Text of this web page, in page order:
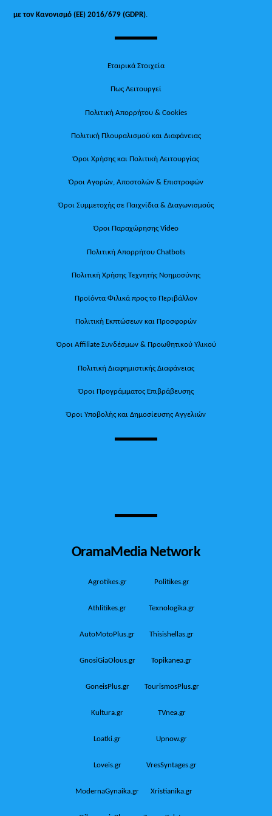
με τον Κανονισμό (ΕΕ) 2016/679 (GDPR).
Εταιρικά Στοιχεία
Πως Λειτουργεί
Πολιτική Απορρήτου & Cookies
Πολιτική Πλουραλισμού και Διαφάνειας
Όροι Χρήσης και Πολιτική Λειτουργίας
Όροι Αγορών, Αποστολών & Επιστροφών
Όροι Συμμετοχής σε Παιχνίδια & Διαγωνισμούς
Όροι Παραχώρησης Video
Πολιτική Απορρήτου Chatbots
Πολιτική Χρήσης Τεχνητής Νοημοσύνης
Προϊόντα Φιλικά προς το Περιβάλλον
Πολιτική Εκπτώσεων και Προσφορών
Όροι Affiliate Συνδέσμων & Προωθητικού Υλικού
Πολιτική Διαφημιστικής Διαφάνειας
Όροι Προγράμματος Επιβράβευσης
Όροι Υποβολής και Δημοσίευσης Αγγελιών
OramaMedia Network
Agrotikes.gr Politikes.gr
Athlitikes.gr Texnologika.gr
AutoMotoPlus.gr Thisishellas.gr
GnosiGiaOlous.gr Topikanea.gr
GoneisPlus.gr TourismosPlus.gr
Kultura.gr TVnea.gr
Loatki.gr Upnow.gr
Loveis.gr VresSyntages.gr
ModernaGynaika.gr Xristianika.gr